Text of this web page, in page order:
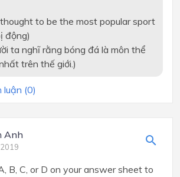
to be the most popular sport
động)
ta nghĩ rằng bóng đá là môn thể
trên thế giới.)
luận (0)
Anh
B, C, or D on your answer sheet to